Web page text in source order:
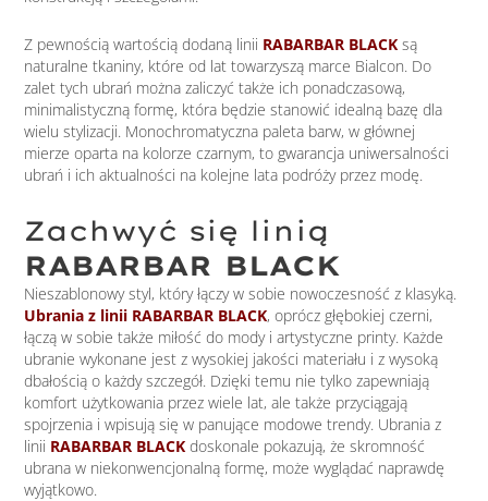
Z pewnością wartością dodaną linii RABARBAR BLACK są
naturalne tkaniny, które od lat towarzyszą marce Bialcon. Do
zalet tych ubrań można zaliczyć także ich ponadczasową,
minimalistyczną formę, która będzie stanowić idealną bazę dla
wielu stylizacji. Monochromatyczna paleta barw, w głównej
mierze oparta na kolorze czarnym, to gwarancja uniwersalności
ubrań i ich aktualności na kolejne lata podróży przez modę.
Zachwyć się linią
RABARBAR BLACK
Nieszablonowy styl, który łączy w sobie nowoczesność z klasyką.
Ubrania z linii RABARBAR BLACK, oprócz głębokiej czerni,
łączą w sobie także miłość do mody i artystyczne printy. Każde
ubranie wykonane jest z wysokiej jakości materiału i z wysoką
dbałością o każdy szczegół. Dzięki temu nie tylko zapewniają
komfort użytkowania przez wiele lat, ale także przyciągają
spojrzenia i wpisują się w panujące modowe trendy. Ubrania z
linii RABARBAR BLACK doskonale pokazują, że skromność
ubrana w niekonwencjonalną formę, może wyglądać naprawdę
wyjątkowo.